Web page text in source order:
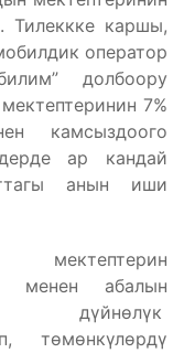
Тилеккке каршы,
оператор
долбоору
7%
камсыздоого
ар кандай
анын иши
менен абалын
дүйнөлүк
төмөнкүлөрдү